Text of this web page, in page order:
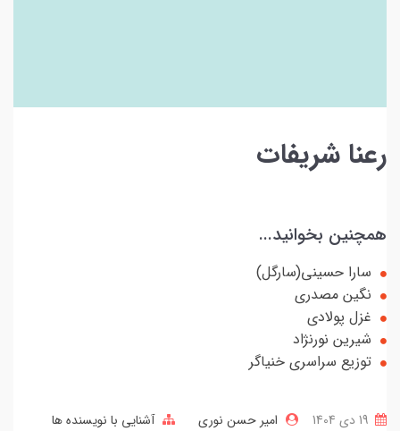
رعنا شریفات
همچنین بخوانید...
سارا حسینی(سارگل)
نگین مصدری
غزل پولادی
شیرین نورنژاد
توزیع سراسری خنیاگر
امیر حسن نوری آشنایی با نویسنده ها